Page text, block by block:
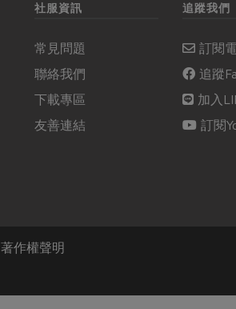
社服資訊
常見問題
聯絡我們
下載專區
友善連結
追蹤我們
訂閱
追蹤
加入
訂閱
著作權聲明